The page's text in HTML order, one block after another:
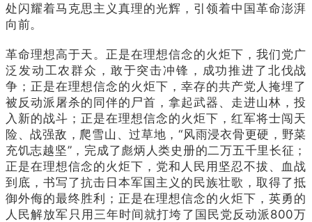
处闪耀着马克思主义真理的光辉，引领着中国革命澎湃
向前。
革命理想高于天。正是在理想信念的火炬下，我们党广
泛发动工农群众，敢于突击冲锋，成功推进了北伐战
争；正是在理想信念的火炬下，幸存的共产党人掩埋了
被反动派屠杀的同伴的尸首，拿起武器、走进山林，投
入新的战斗；正是在理想信念的火炬下，红军将士闯天
险、战强敌，爬雪山、过草地，“风雨浸衣骨更硬，野菜
充饥志越坚”，完成了彪炳人类史册的二万五千里长征；
正是在理想信念的火炬下，党和人民用坚忍不拔、血战
到底，书写了抗击日本军国主义的民族壮歌，取得了抵
御外侮的最终胜利；正是在理想信念的火炬下，英勇的
人民解放军只用三年时间就打垮了国民党反动派800万